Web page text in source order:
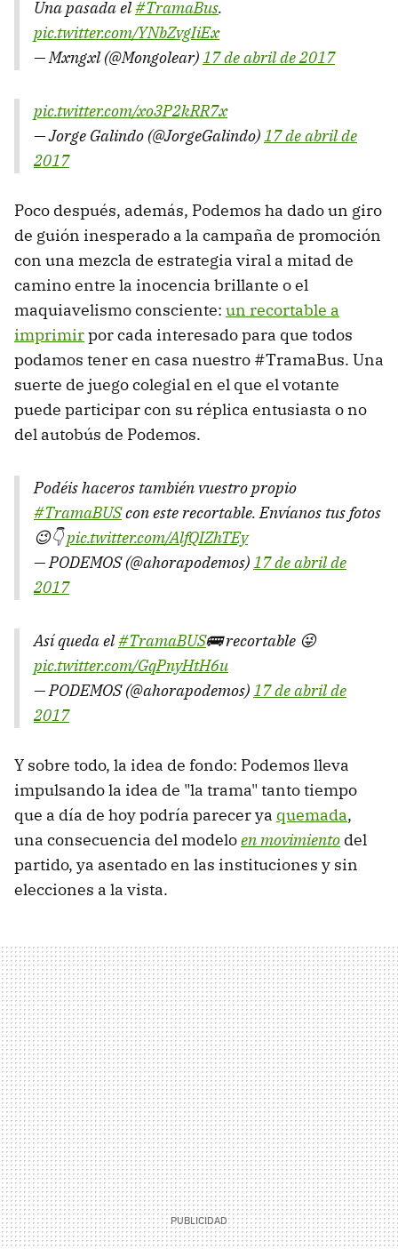
Una pasada el#TramaBus.
pic.twitter.com/YNbZvgIiEx
— Mxngxl (@Mongolear)17 de abril de 2017
pic.twitter.com/xo3P2kRR7x
— Jorge Galindo (@JorgeGalindo)17 de abril de
2017
Poco después, además, Podemos ha dado un giro
de guión inesperado a la campaña de promoción
con una mezcla de estrategia viral a mitad de
camino entre la inocencia brillante o el
maquiavelismo consciente: un recortable a
imprimirpor cada interesado para que todos
podamos tener en casa nuestro #TramaBus. Una
suerte de juego colegial en el que el votante
puede participar con su réplica entusiasta o no
del autobús de Podemos.
Podéis haceros también vuestro propio
#TramaBUScon este recortable. Envíanos tus fotos
😉👇pic.twitter.com/AlfQIZhTEy
— PODEMOS (@ahorapodemos)17 de abril de
2017
Así queda el#TramaBUS🚌 recortable 😜
pic.twitter.com/GqPnyHtH6u
— PODEMOS (@ahorapodemos)17 de abril de
2017
Y sobre todo, la idea de fondo: Podemos lleva
impulsando la idea de "la trama" tanto tiempo
que a día de hoy podría parecer ya quemada,
una consecuencia del modeloen movimiento del
partido, ya asentado en las instituciones y sin
elecciones a la vista.